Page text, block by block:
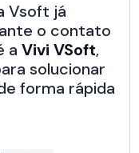
Vsoft já
o contato
aVivi VSoft,
solucionar
forma rápida